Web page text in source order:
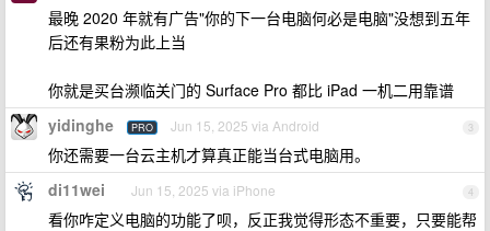
最晚 2020 年就有广告"你的下一台电脑何必是电脑"没想到五年
后还有果粉为此上当
你就是买台濒临关门的 Surface Pro 都比 iPad 一机二用靠谱
3
yidinghe PRO Jun 15, 2025 via Android
你还需要一台云主机才算真正能当台式电脑用。
4
di11wei Jun 15, 2025 via iPhone
看你咋定义电脑的功能了呗，反正我觉得形态不重要，只要能帮